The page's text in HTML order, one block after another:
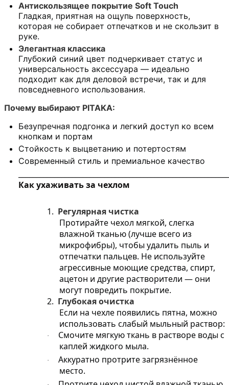
Антискользящее покрытие Soft Touch
Гладкая, приятная на ощупь поверхность,
которая не собирает отпечатков и не скользит в
руке.
Элегантная классика
Глубокий синий цвет подчеркивает статус и
универсальность аксессуара — идеально
подходит как для деловой встречи, так и для
повседневного использования.
Почему выбирают PITAKA:
Безупречная подгонка и легкий доступ ко всем
кнопкам и портам
Стойкость к выцветанию и потертостям
Современный стиль и премиальное качество
Как ухаживать за чехлом
1. Регулярная чистка
Протирайте чехол мягкой, слегка
влажной тканью (лучше всего из
микрофибры), чтобы удалить пыль и
отпечатки пальцев. Не используйте
агрессивные моющие средства, спирт,
ацетон и другие растворители — они
могут повредить покрытие.
2. Глубокая очистка
Если на чехле появились пятна, можно
использовать слабый мыльный раствор:
·
Смочите мягкую ткань в растворе воды с
каплей жидкого мыла.
·
Аккуратно протрите загрязнённое
место.